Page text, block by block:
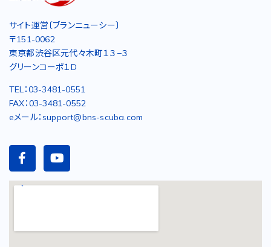
サイト運営〔ブランニューシー〕
〒151-0062
東京都渋谷区元代々木町１３−３
グリーンコーポ１D
TEL：03-3481-0551
FAX：03-3481-0552
eメール：support@bns-scuba.com